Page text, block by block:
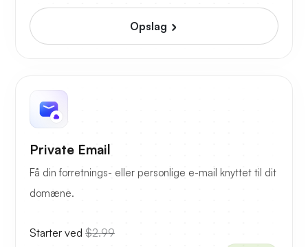
Opslag
Private Email
Få din forretnings- eller personlige e-mail knyttet til dit
domæne.
Starter ved $2.99